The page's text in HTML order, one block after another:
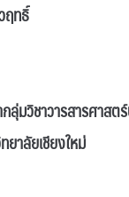
ทธิ์
ลุ่มวิชาวารสารศาสต
าลัยเชียงใหม่